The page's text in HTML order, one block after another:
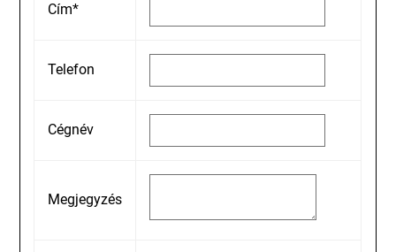
Cím*
Telefon
Cégnév
Megjegyzés